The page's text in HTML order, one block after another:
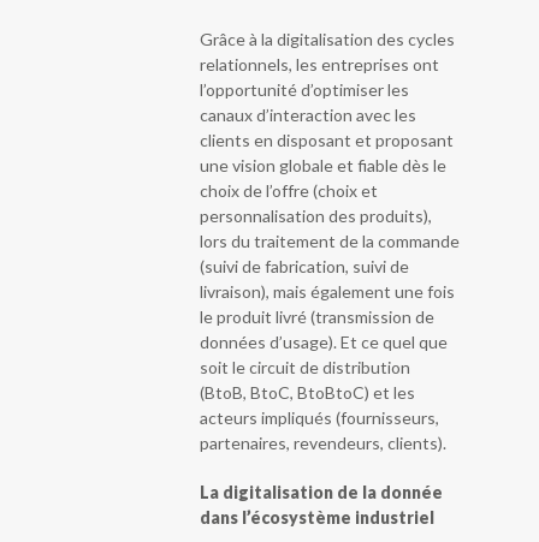
Grâce à la digitalisation des cycles
relationnels, les entreprises ont
l’opportunité d’optimiser les
canaux d’interaction avec les
clients en disposant et proposant
une vision globale et fiable dès le
choix de l’offre (choix et
personnalisation des produits),
lors du traitement de la commande
(suivi de fabrication, suivi de
livraison), mais également une fois
le produit livré (transmission de
données d’usage). Et ce quel que
soit le circuit de distribution
(BtoB, BtoC, BtoBtoC) et les
acteurs impliqués (fournisseurs,
partenaires, revendeurs, clients).
La digitalisation de la donnée
dans l’écosystème industriel